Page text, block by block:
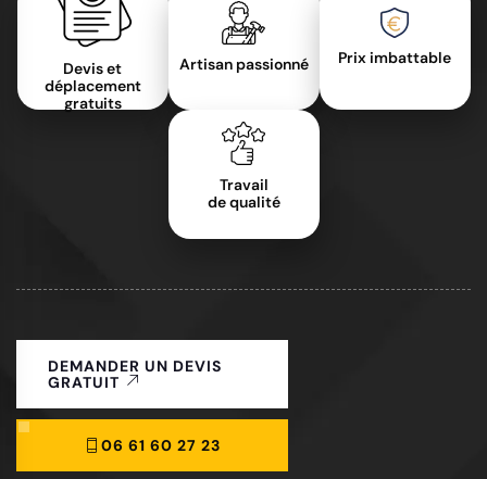
Devis et
déplacement
gratuits
Artisan passionné Prix imbattable
Travail
de qualité
DEMANDER UN DEVIS
GRATUIT
06 61 60 27 23